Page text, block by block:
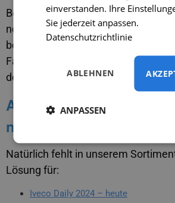
Bei größeren Transportern ist eine
noch wichtiger. Sie hilft dem Fahrer,
besser einzuschätzen, verringert
Fahrzeugschäden beim
den Komfort im täglichen Betrieb
Auch der Iveco Daily
nicht
Natürlich fehlt in unserem
Lösung für:
Iveco Daily 2024 – heute
einverstanden. Ihre
Sie jederzeit anpassen.
Datenschutzrichtlinie
ABLEHNEN
ANPASSEN